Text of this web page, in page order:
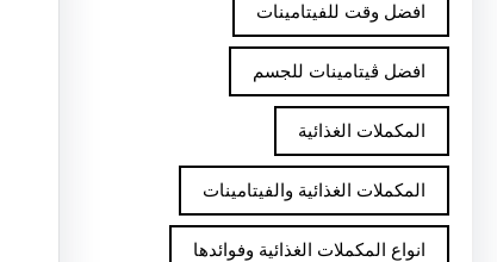
افضل وقت للفيتامينات
افضل ڤيتامينات للجسم
المكملات الغذائية
المكملات الغذائية والفيتامينات
انواع المكملات الغذائية وفوائدها